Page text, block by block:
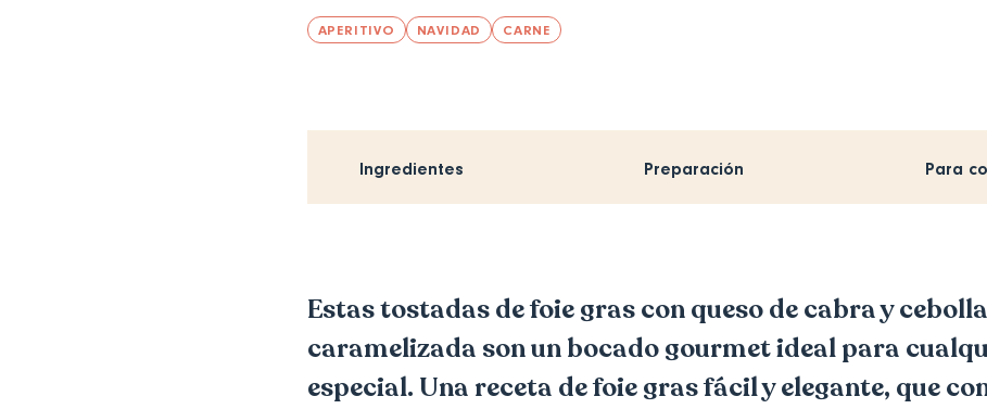
APERITIVO NAVIDAD CARNE
Ingredientes Preparación Para
Estas tostadas de foie gras con queso de cabra y cebolla
caramelizada son un bocado gourmet ideal para
especial. Una receta de foie gras fácil y elegante, que